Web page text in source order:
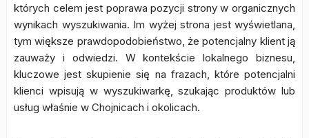
których celem jest poprawa pozycji strony w organicznych
wynikach wyszukiwania. Im wyżej strona jest wyświetlana,
tym większe prawdopodobieństwo, że potencjalny klient ją
zauważy i odwiedzi. W kontekście lokalnego biznesu,
kluczowe jest skupienie się na frazach, które potencjalni
klienci wpisują w wyszukiwarkę, szukając produktów lub
usług właśnie w Chojnicach i okolicach.